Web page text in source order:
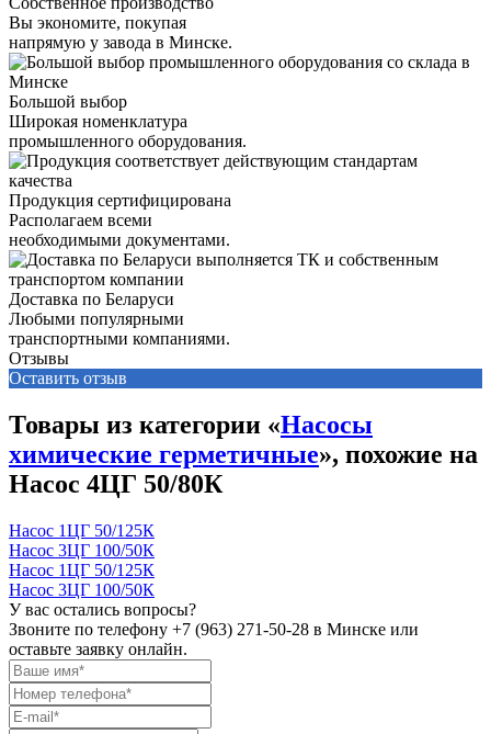
Вы экономите, покупая
напрямую у завода в Минске.
Большой выбор
Широкая номенклатура
промышленного оборудования.
Продукция сертифицирована
Располагаем всеми
необходимыми документами.
Доставка по Беларуси
Любыми популярными
транспортными компаниями.
Отзывы
Оставить отзыв
Товары из категории «Насосы
химические герметичные», похожие на
Насос 4ЦГ 50/80К
Насос 1ЦГ 50/125К
Насос 3ЦГ 100/50К
Насос 1ЦГ 50/125К
Насос 3ЦГ 100/50К
У вас остались вопросы?
Звоните по телефону +7 (963) 271-50-28 в Минске или
оставьте заявку онлайн.